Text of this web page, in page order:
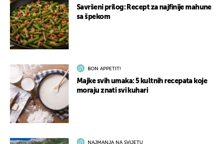
Savršeni prilog: Recept za najfinije mahune
sa špekom
BON APPETIT!
Majke svih umaka: 5 kultnih recepata koje
moraju znati svi kuhari
NAJMANJA NA SVIJETU